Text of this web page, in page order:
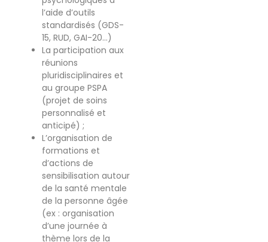
l’aide d’outils
standardisés (GDS-
15, RUD, GAI-20…)
La participation aux
réunions
pluridisciplinaires et
au groupe PSPA
(projet de soins
personnalisé et
anticipé) ;
L’organisation de
formations et
d’actions de
sensibilisation autour
de la santé mentale
de la personne âgée
(ex : organisation
d’une journée à
thème lors de la